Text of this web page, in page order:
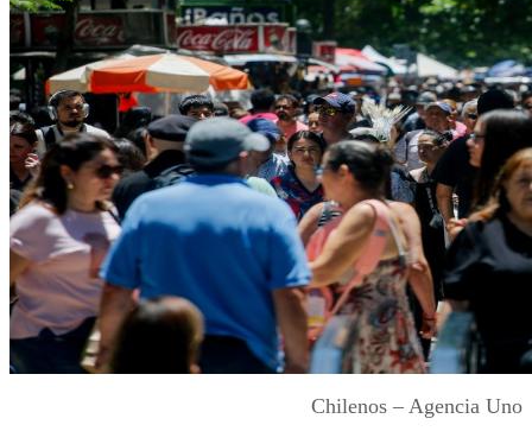
Chilenos – Agencia Uno